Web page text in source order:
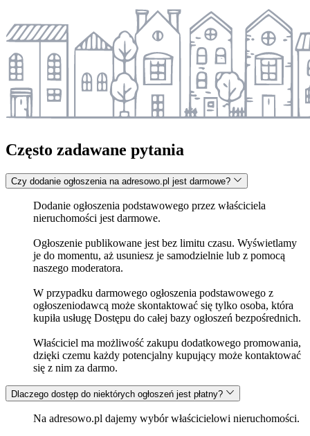
Często zadawane pytania
Czy dodanie ogłoszenia na adresowo.pl jest darmowe?
Dodanie ogłoszenia podstawowego przez właściciela
nieruchomości jest darmowe.
Ogłoszenie publikowane jest bez limitu czasu. Wyświetlamy
je do momentu, aż usuniesz je samodzielnie lub z pomocą
naszego moderatora.
W przypadku darmowego ogłoszenia podstawowego z
ogłoszeniodawcą może skontaktować się tylko osoba, która
kupiła usługę Dostępu do całej bazy ogłoszeń bezpośrednich.
Właściciel ma możliwość zakupu dodatkowego promowania,
dzięki czemu każdy potencjalny kupujący może kontaktować
się z nim za darmo.
Dlaczego dostęp do niektórych ogłoszeń jest płatny?
Na adresowo.pl dajemy wybór właścicielowi nieruchomości.